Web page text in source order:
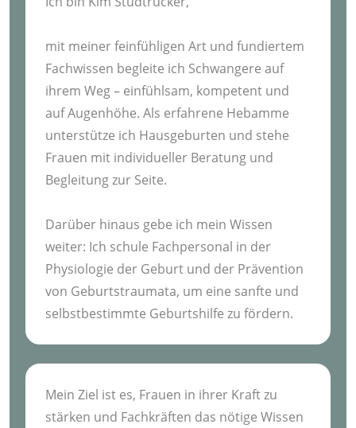
mit meiner feinfühligen Art und fundiertem
Fachwissen begleite ich Schwangere auf
ihrem Weg – einfühlsam, kompetent und
auf Augenhöhe. Als erfahrene Hebamme
unterstütze ich Hausgeburten und stehe
Frauen mit individueller Beratung und
Begleitung zur Seite.
Darüber hinaus gebe ich mein Wissen
weiter: Ich schule Fachpersonal in der
Physiologie der Geburt und der Prävention
von Geburtstraumata, um eine sanfte und
selbstbestimmte Geburtshilfe zu fördern.
Mein Ziel ist es, Frauen in ihrer Kraft zu
stärken und Fachkräften das nötige Wissen